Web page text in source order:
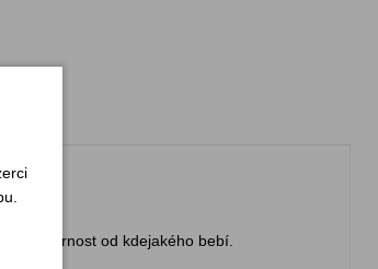
pozornost od kdejakého bebí.